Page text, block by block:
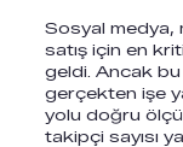
Sosyal medya,
satış için en
geldi. Ancak bu
gerçekten işe
yolu doğru
takipçi sayısı